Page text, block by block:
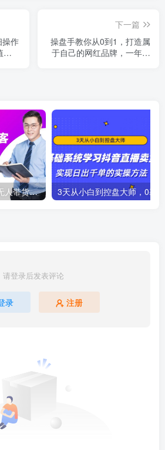
操作
下一篇
操盘手教你从0到1，打造属
于自己的网红品牌，一年疯
狼叔最新抖音淘宝客无人带货项目课程
请登录后发表评论
录 注册